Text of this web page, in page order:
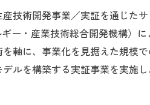
技術開発事業／実証を通じたサ
ー・産業技術総合開発機構）
軸に、事業化を見据えた規模
ルを構築する実証事業を実施